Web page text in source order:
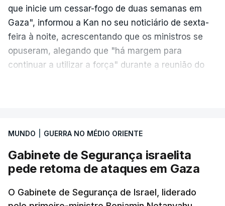
que inicie um cessar-fogo de duas semanas em
Gaza", informou a Kan no seu noticiário de sexta-
feira à noite, acrescentando que os ministros se
opuseram, alegando que "há margem para
continuar a utilizar a força" durante a reunião do
aplicação do plano de desarmamento do Hamas.
Além disso, o correspondente do canal de
televisão israelita i24News, que também teve
sexta-feira que, após a reunião, ficou por decidir a
MUNDO GUERRA NO MÉDIO ORIENTE
Gabinete de Segurança israelita
pede retoma de ataques em Gaza
O Gabinete de Segurança de Israel, liderado